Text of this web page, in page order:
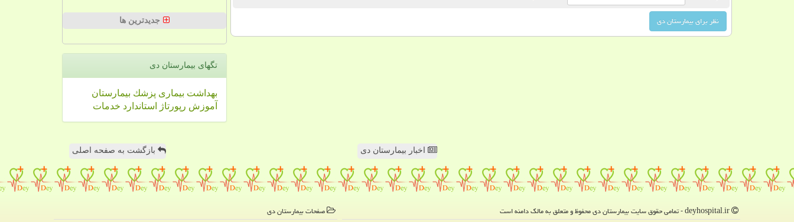
جدیدترین ها
تگهای بیمارستان دی
بهداشت بیماری پزشك بیمارستان
آموزش رپورتاژ استاندارد خدمات
اخبار بیمارستان دی بازگشت به صفحه اصلی
صفحات بیمارستان دی